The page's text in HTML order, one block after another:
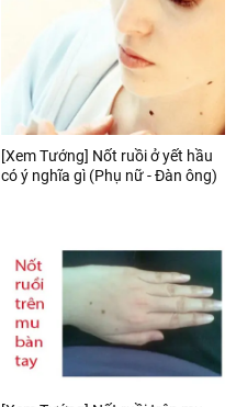
[Xem Tướng] Nốt ruồi ở yết hầu
có ý nghĩa gì (Phụ nữ - Đàn ông)